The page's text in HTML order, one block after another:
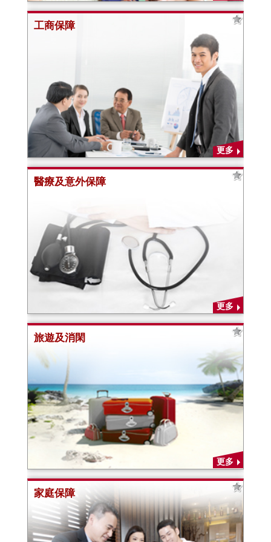
工商保障
更多
醫療及意外保障
更多
旅遊及消閑
更多
家庭保障